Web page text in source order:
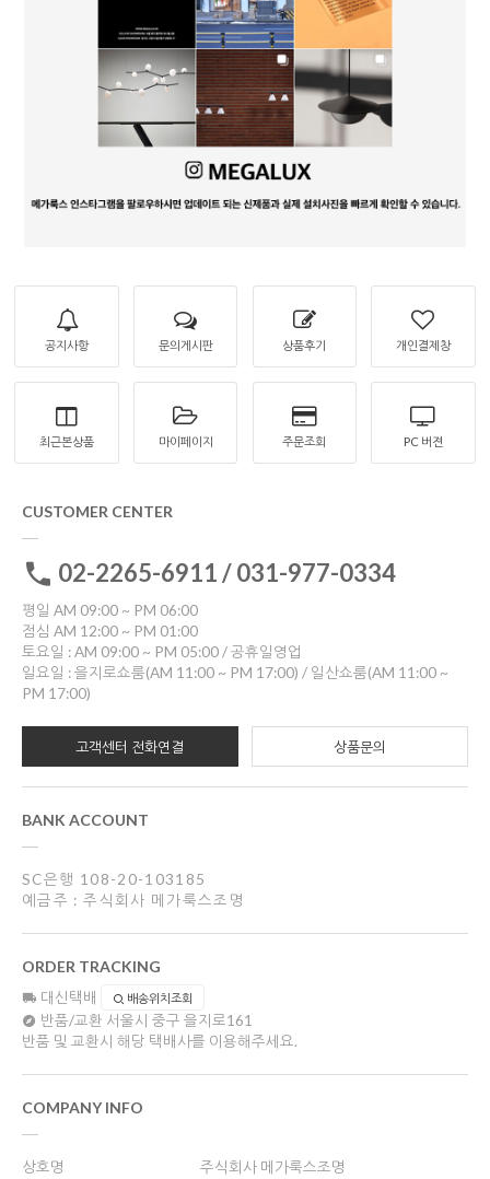
공지사항 문의게시판 상품후기 개인결제창
최근본상품 마이페이지 주문조회 PC 버젼
CUSTOMER CENTER
02-2265-6911 / 031-977-0334
평일 AM 09:00 ~ PM 06:00
점심 AM 12:00 ~ PM 01:00
토요일 : AM 09:00 ~ PM 05:00 / 공휴일영업
일요일 : 을지로쇼룸(AM 11:00 ~ PM 17:00) / 일산쇼룸(AM 11:00 ~
PM 17:00)
고객센터 전화연결 상품문의
BANK ACCOUNT
SC은행 108-20-103185
예금주 : 주식회사 메가룩스조명
ORDER TRACKING
대신택배 배송위치조회
반품/교환 서울시 중구 을지로161
반품 및 교환시 해당 택배사를 이용해주세요.
COMPANY INFO
상호명
주식회사 메가룩스조명